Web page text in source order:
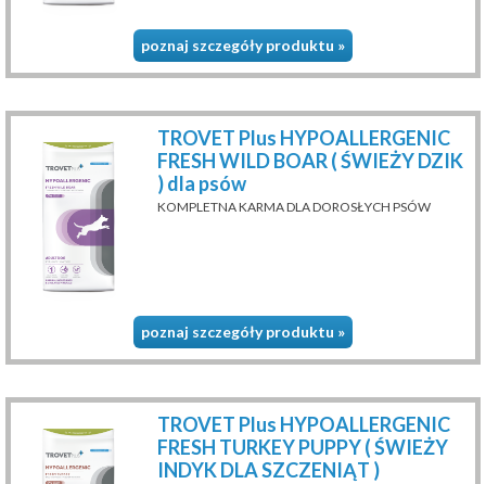
poznaj szczegóły produktu »
TROVET Plus HYPOALLERGENIC
FRESH WILD BOAR ( ŚWIEŻY DZIK
) dla psów
KOMPLETNA KARMA DLA DOROSŁYCH PSÓW
poznaj szczegóły produktu »
TROVET Plus HYPOALLERGENIC
FRESH TURKEY PUPPY ( ŚWIEŻY
INDYK DLA SZCZENIĄT )